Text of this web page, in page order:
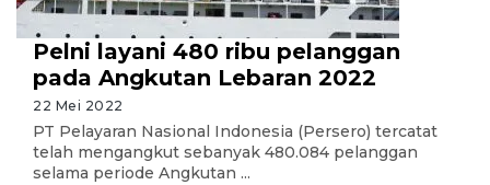
Pelni layani 480 ribu pelanggan
pada Angkutan Lebaran 2022
22 Mei 2022
PT Pelayaran Nasional Indonesia (Persero) tercatat
telah mengangkut sebanyak 480.084 pelanggan
selama periode Angkutan ...